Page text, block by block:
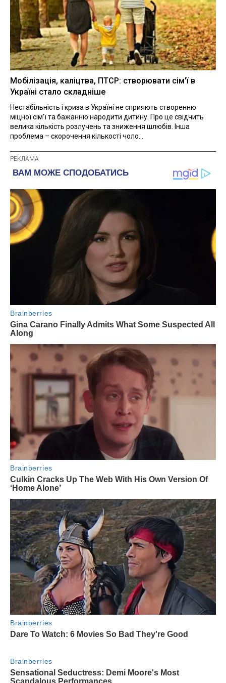
Мобілізація, каліцтва, ПТСР: створювати сім'ї в
Україні стало складніше
Нестабільність і криза в Україні не сприяють створенню
міцної сім'ї та бажанню народити дитину. Про це свідчить
велика кількість розлучень та зниження шлюбів. Інша
проблема – скорочення кількості чоло...